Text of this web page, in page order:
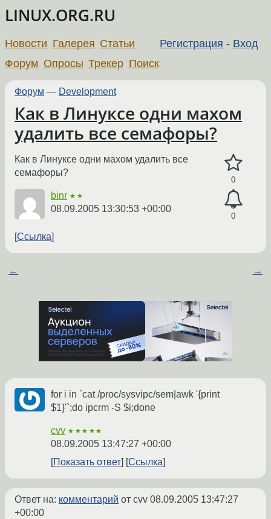
LINUX.ORG.RU
Регистрация - Вход
Новости Галерея Статьи
Форум Опросы Трекер Поиск
Форум — Development
Как в Линуксе одни махом
удалить все семафоры?
0
0
Как в Линуксе одни махом удалить все
семафоры?
binr ★★
08.09.2005 13:30:53 +00:00
Ссылка
← →
for i in `cat /proc/sysvipc/sem|awk '{print
$1}'`;do ipcrm -S $i;done
cvv ★★★★★
08.09.2005 13:47:27 +00:00
Показать ответ
Ссылка
Ответ на: комментарий от cvv 08.09.2005 13:47:27
+00:00